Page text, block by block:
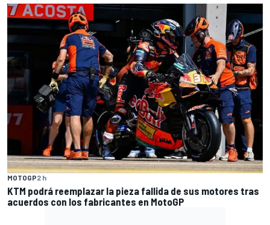
MOTOGP2 h
KTM podrá reemplazar la pieza fallida de sus motores tras
acuerdos con los fabricantes en MotoGP